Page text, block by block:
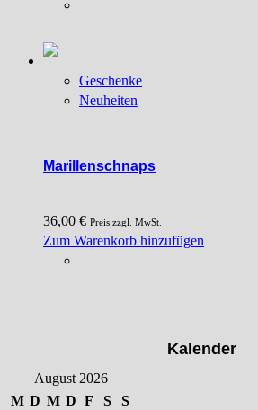
gewählt
werden
Geschenke
Neuheiten
Marillenschnaps
36,00 € Preis zzgl. MwSt.
Zum Warenkorb hinzufügen
Kalender
August 2026
M D M D F S
S